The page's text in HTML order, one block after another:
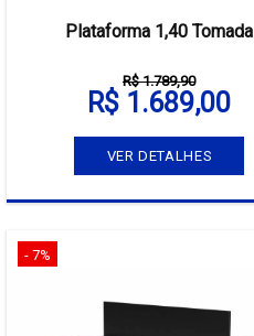
Plataforma 1,40 Tomada
R$ 1.789,90
R$ 1.689,00
VER DETALHES
- 7%